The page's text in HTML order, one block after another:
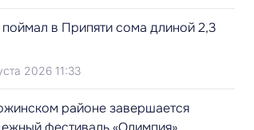
в Припяти сома длиной 2,3
2026 11:33
районе завершается